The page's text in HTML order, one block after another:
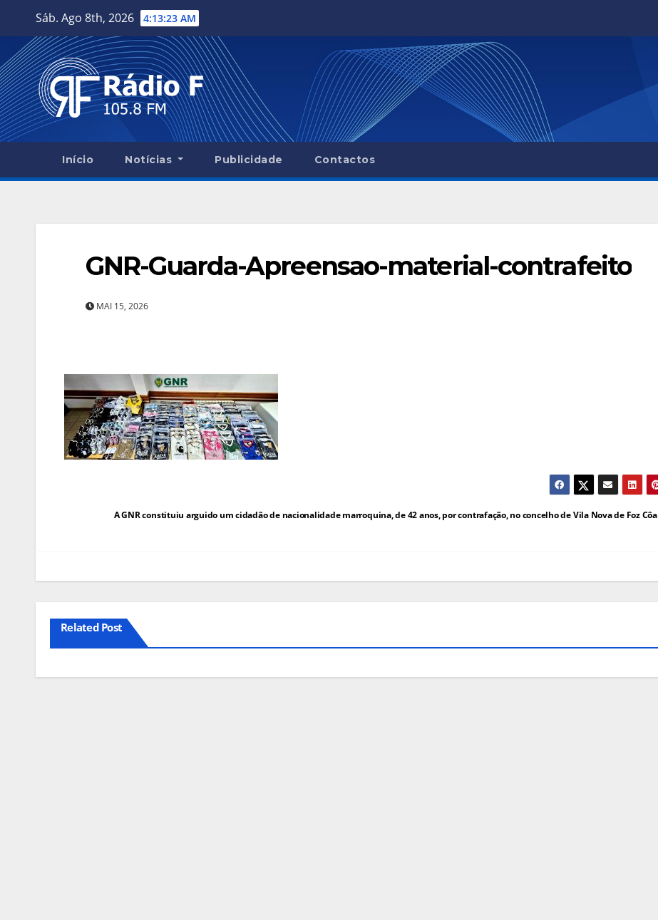
content
Sáb. Ago 8th, 2026 4:13:24 AM
Início Notícias Publicidade Contactos
GNR-Guarda-Apreensao-material-contrafeito
MAI 15, 2026
Navegação
A GNR constituiu arguido um cidadão de nacionalidade marroquina, de 42 anos, por contrafação, no concelho de Vila Nova de Foz Côa
Related Post